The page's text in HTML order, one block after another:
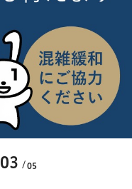
03 05